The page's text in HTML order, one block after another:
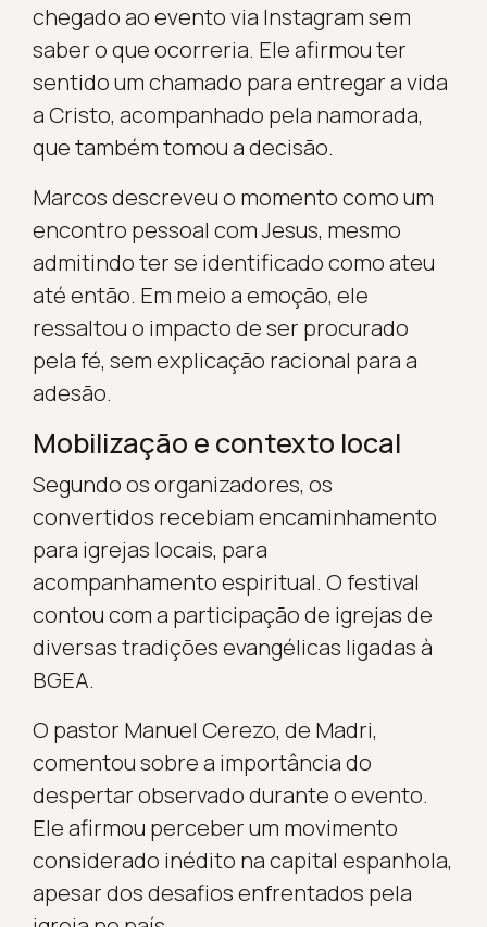
chegado ao evento via Instagram sem
saber o que ocorreria. Ele afirmou ter
sentido um chamado para entregar a vida
a Cristo, acompanhado pela namorada,
que também tomou a decisão.
Marcos descreveu o momento como um
encontro pessoal com Jesus, mesmo
admitindo ter se identificado como ateu
até então. Em meio a emoção, ele
ressaltou o impacto de ser procurado
pela fé, sem explicação racional para a
adesão.
Mobilização e contexto local
Segundo os organizadores, os
convertidos recebiam encaminhamento
para igrejas locais, para
acompanhamento espiritual. O festival
contou com a participação de igrejas de
diversas tradições evangélicas ligadas à
BGEA.
O pastor Manuel Cerezo, de Madri,
comentou sobre a importância do
despertar observado durante o evento.
Ele afirmou perceber um movimento
considerado inédito na capital espanhola,
apesar dos desafios enfrentados pela